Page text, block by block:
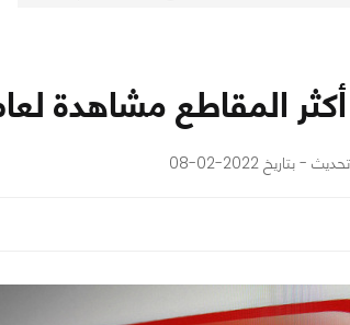
المقاطع مشاهدة لعام
- بتاريخ 2022-02-08